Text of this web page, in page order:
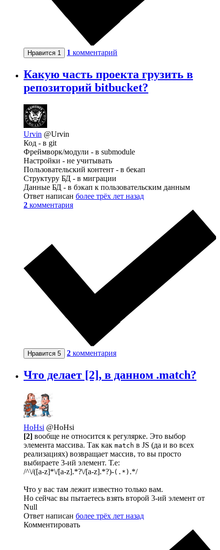
Нравится 1 1 комментарий
Какую часть проекта грузить в
репозиторий bitbucket?
Urvin @Urvin
Код - в git
Фреймворк/модули - в submodule
Настройки - не учитывать
Пользовательский контент - в бекап
Структуру БД - в миграции
Данные БД - в бэкап к пользовательским данным
Ответ написан более трёх лет назад
2 комментария
Нравится 5 2 комментария
Что делает [2], в данном .match?
HoHsi @HoHsi
[2] вообще не относится к регулярке. Это выбор
элемента массива. Так как match в JS (да и во всех
реализациях) возвращает массив, то вы просто
выбираете 3-ий элемент. Т.е:
/^\/([a-z]*\/[a-z].*?\/[a-z].*?)-(.*) .*/
Что у вас там лежит известно только вам.
Но сейчас вы пытаетесь взять второй 3-ий элемент от
Null
Ответ написан более трёх лет назад
Комментировать